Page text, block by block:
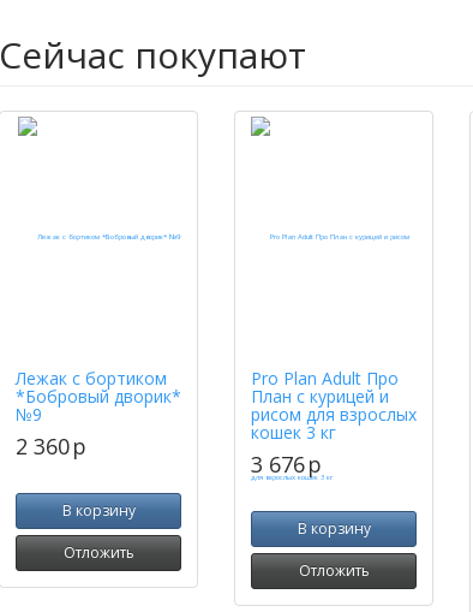
Сейчас покупают
Лежак с бортиком
*Бобровый дворик*
№9
2 360p
В корзину
Отложить
Pro Plan Adult Про
План с курицей и
рисом для взрослых
кошек 3 кг
3 676p
В корзину
Отложить